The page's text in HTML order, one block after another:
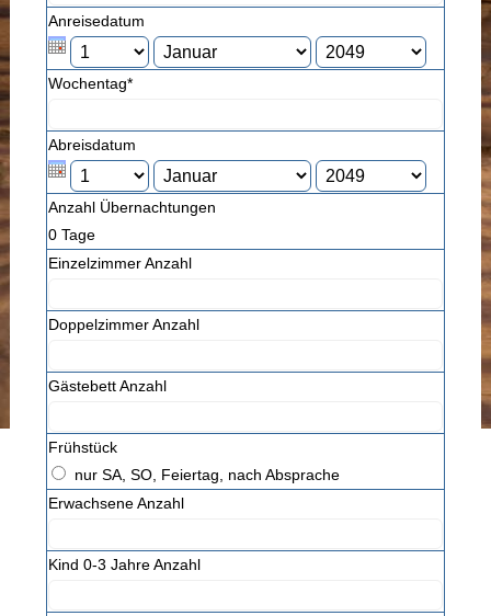
Anreisedatum
Wochentag*
Abreisdatum
Anzahl Übernachtungen
0 Tage
Einzelzimmer Anzahl
Doppelzimmer Anzahl
Gästebett Anzahl
Frühstück
nur SA, SO, Feiertag, nach Absprache
Erwachsene Anzahl
Kind 0-3 Jahre Anzahl